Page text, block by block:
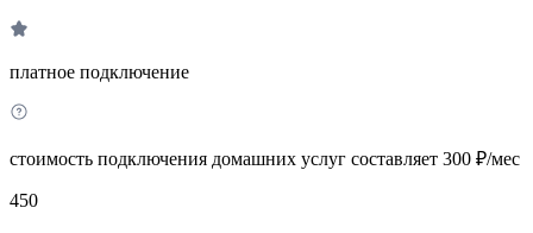
платное подключение
стоимость подключения домашних услуг составляет 300 ₽/мес
450